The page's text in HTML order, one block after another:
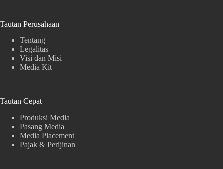
Tautan Perusahaan
Tentang
Legalitas
Visi dan Misi
Media Kit
Tautan Cepat
Produksi Media
Pasang Media
Media Placement
Pajak & Perijinan